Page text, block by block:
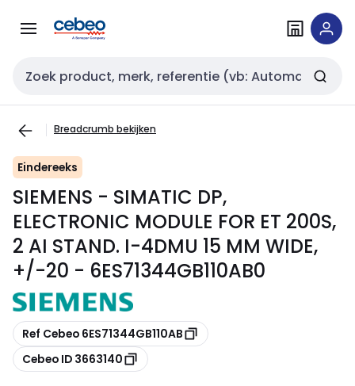
naar
naar
Zoekveld invoer
Breadcrumb bekijken
Eindereeks
SIEMENS - SIMATIC DP,
ELECTRONIC MODULE FOR ET 200S,
2 AI STAND. I-4DMU 15 MM WIDE,
+/-20 - 6ES71344GB110AB0
Kopiëren
Ref Cebeo 6ES71344GB110AB
Kopiëren
Cebeo ID 3663140